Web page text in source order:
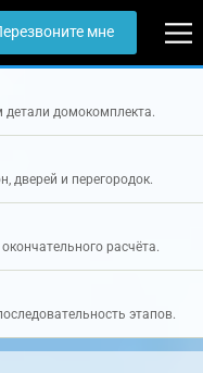
мне
детали домокомплекта.
дверей и перегородок.
расчёта.
этапов.